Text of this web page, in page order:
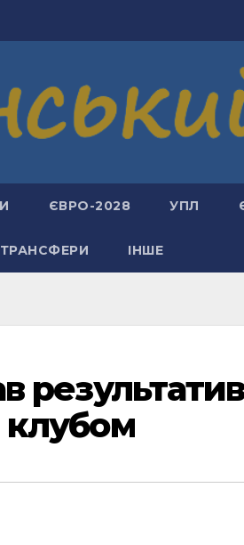
ЄВРО-2028 УПЛ
ТРАНСФЕРИ ІНШЕ
клубом